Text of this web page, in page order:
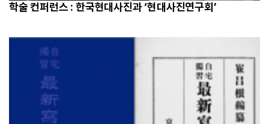
학술 컨퍼런스 : 한국현대사진과 ‘현대사진연구회’